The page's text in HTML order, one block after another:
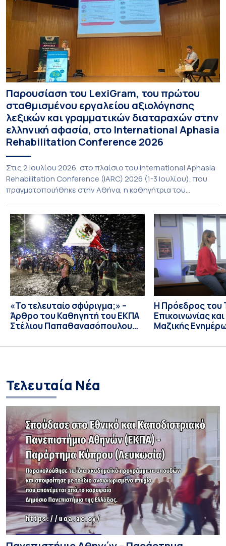
Παρουσίαση του LexiGram, του πρώτου
σταθμισμένου εργαλείου αξιολόγησης
λεξικών και γραμματικών διαταραχών στην
ελληνική αφασία, στο International Aphasia
Rehabilitation Conference 2026
Στις 2 Ιουλίου 2026, στο πλαίσιο του International Aphasia
Rehabilitation Conference (IARC) 2026 (1-3 Ιουλίου), που
πραγματοποιήθηκε στην Αθήνα, η καθηγήτρια του
Πανεπιστημίου Αθηνών, Σπυριδούλα Βαρλοκώστα,
παρουσίασε το LexiGram, ένα καινοτόμο, σταθμισμένο
εργαλείο αξιολόγησης των λεξικών και γραμματικών
διαταραχών σε ελληνόφωνους ασθενείς με αφασία. Η
αφασία είναι επίκτητη γλωσσική […]
«Το τελευταίο σφύριγμα;» –
Άρθρο του Καθηγητή του ΕΚΠΑ
Στέλιου Παπαθανασόπουλου
Η Πρόεδρος του
Επικοινωνίας
Μαζικής
Καθηγήτρια
Τελευταία Νέα